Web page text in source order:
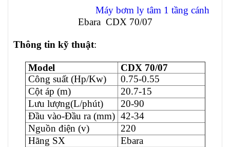
Máy bơm ly tâm 1 tầng cánh
Ebara CDX 70/07
Thông tin kỹ thuật:
Model
CDX 70/07
Công suất (Hp/Kw)
0.75-0.55
Cột áp (m)
20.7-15
Lưu lượng(L/phút)
20-90
Đầu vào-Đầu ra (mm) 42-34
Nguồn điện (v)
220
Hãng SX
Ebara